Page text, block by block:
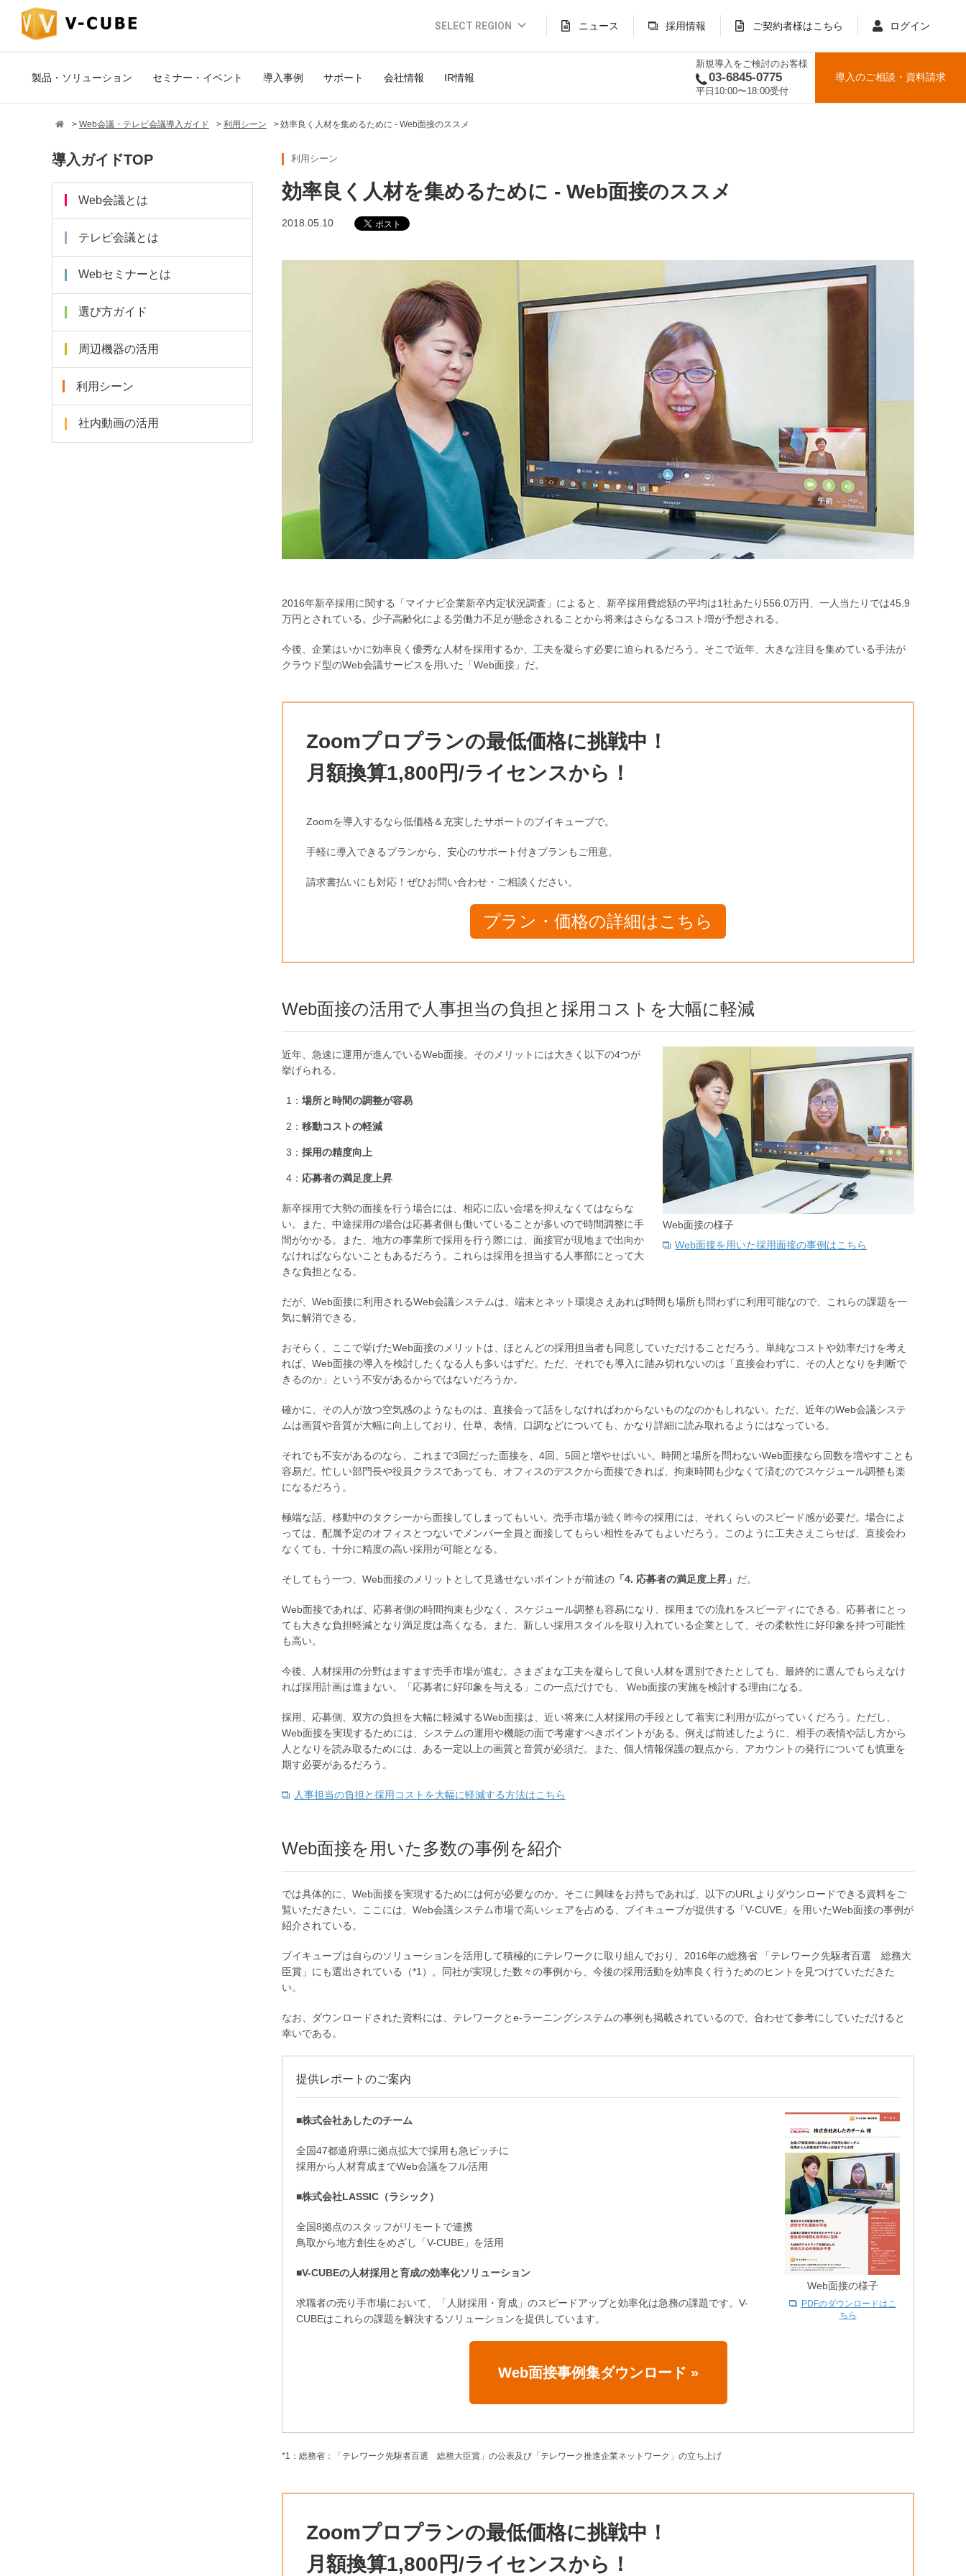
SELECT REGION
Global Website (English)
JAPAN (日本語)
TAIWAN(繁體)
ニュース 採用情報 ご契約者様はこちら ログイン
製品・ソリューション セミナー・イベント 導入事例 サポート 会社情報 IR情報
新規導入をご検討のお客様
03-6845-0775
平日10:00〜18:00受付
導入のご相談 ・ 資料請求
Web会議・テレビ会議導入ガイド 利用シーン 効率良く人材を集めるために - Web面接のススメ
利用シーン
効率良く人材を集めるために - Web面接のススメ
2018.05.10
2016年新卒採用に関する「マイナビ企業新卒内定状況調査」によると、新卒採用費総額の平均は1社あたり556.0万円、一人当たりでは45.9
万円とされている。少子高齢化による労働力不足が懸念されることから将来はさらなるコスト増が予想される。
今後、企業はいかに効率良く優秀な人材を採用するか、工夫を凝らす必要に迫られるだろう。そこで近年、大きな注目を集めている手法が
クラウド型のWeb会議サービスを用いた「Web面接」だ。
Zoomプロプランの最低価格に挑戦中！
月額換算1,800円/ライセンスから！
Zoomを導入するなら低価格＆充実したサポートのブイキューブで。
手軽に導入できるプランから、安心のサポート付きプランもご用意。
請求書払いにも対応！ぜひお問い合わせ・ご相談ください。
プラン・価格の詳細はこちら
Web面接の活用で人事担当の負担と採用コストを大幅に軽減
Web面接の様子
Web面接を用いた採用面接の事例はこちら
近年、急速に運用が進んでいるWeb面接。そのメリットには大きく以下の4つが
挙げられる。
場所と時間の調整が容易
移動コストの軽減
採用の精度向上
応募者の満足度上昇
新卒採用で大勢の面接を行う場合には、相応に広い会場を抑えなくてはならな
い。また、中途採用の場合は応募者側も働いていることが多いので時間調整に手
間がかかる。また、地方の事業所で採用を行う際には、面接官が現地まで出向か
なければならないこともあるだろう。これらは採用を担当する人事部にとって大
きな負担となる。
だが、Web面接に利用されるWeb会議システムは、端末とネット環境さえあれば時間も場所も問わずに利用可能なので、これらの課題を一
気に解消できる。
おそらく、ここで挙げたWeb面接のメリットは、ほとんどの採用担当者も同意していただけることだろう。単純なコストや効率だけを考え
れば、Web面接の導入を検討したくなる人も多いはずだ。ただ、それでも導入に踏み切れないのは「直接会わずに、その人となりを判断で
きるのか」という不安があるからではないだろうか。
確かに、その人が放つ空気感のようなものは、直接会って話をしなければわからないものなのかもしれない。ただ、近年のWeb会議システ
ムは画質や音質が大幅に向上しており、仕草、表情、口調などについても、かなり詳細に読み取れるようにはなっている。
それでも不安があるのなら、これまで3回だった面接を、4回、5回と増やせばいい。時間と場所を問わないWeb面接なら回数を増やすことも
容易だ。忙しい部門長や役員クラスであっても、オフィスのデスクから面接できれば、拘束時間も少なくて済むのでスケジュール調整も楽
になるだろう。
極端な話、移動中のタクシーから面接してしまってもいい。売手市場が続く昨今の採用には、それくらいのスピード感が必要だ。場合によ
っては、配属予定のオフィスとつないでメンバー全員と面接してもらい相性をみてもよいだろう。このように工夫さえこらせば、直接会わ
なくても、十分に精度の高い採用が可能となる。
そしてもう一つ、Web面接のメリットとして見逃せないポイントが前述の 「4. 応募者の満足度上昇」 だ。
Web面接であれば、応募者側の時間拘束も少なく、スケジュール調整も容易になり、採用までの流れをスピーディにできる。応募者にとっ
ても大きな負担軽減となり満足度は高くなる。また、新しい採用スタイルを取り入れている企業として、その柔軟性に好印象を持つ可能性
も高い。
今後、人材採用の分野はますます売手市場が進む。さまざまな工夫を凝らして良い人材を選別できたとしても、最終的に選んでもらえなけ
れば採用計画は進まない。「応募者に好印象を与える」この一点だけでも、 Web面接の実施を検討する理由になる。
採用、応募側、双方の負担を大幅に軽減するWeb面接は、近い将来に人材採用の手段として着実に利用が広がっていくだろう。ただし、
Web面接を実現するためには、システムの運用や機能の面で考慮すべきポイントがある。例えば前述したように、相手の表情や話し方から
人となりを読み取るためには、ある一定以上の画質と音質が必須だ。また、個人情報保護の観点から、アカウントの発行についても慎重を
期す必要があるだろう。
人事担当の負担と採用コストを大幅に軽減する方法はこちら
Web面接を用いた多数の事例を紹介
では具体的に、Web面接を実現するためには何が必要なのか。そこに興味をお持ちであれば、以下のURLよりダウンロードできる資料をご
覧いただきたい。ここには、Web会議システム市場で高いシェアを占める、ブイキューブが提供する「V-CUVE」を用いたWeb面接の事例が
紹介されている。
ブイキューブは自らのソリューションを活用して積極的にテレワークに取り組んでおり、2016年の総務省 「テレワーク先駆者百選 総務大
臣賞」にも選出されている（*1）。同社が実現した数々の事例から、今後の採用活動を効率良く行うためのヒントを見つけていただきた
い。
なお、ダウンロードされた資料には、テレワークとe-ラーニングシステムの事例も掲載されているので、合わせて参考にしていただけると
幸いである。
提供レポートのご案内
Web面接の様子
PDFのダウンロードはこ
ちら
■株式会社あしたのチーム
全国47都道府県に拠点拡大で採用も急ピッチに
採用から人材育成までWeb会議をフル活用
■株式会社LASSIC（ラシック）
全国8拠点のスタッフがリモートで連携
鳥取から地方創生をめざし「V-CUBE」を活用
■V-CUBEの人材採用と育成の効率化ソリューション
求職者の売り手市場において、「人財採用・育成」のスピードアップと効率化は急務の課題です。V-
CUBEはこれらの課題を解決するソリューションを提供しています。
Web面接事例集ダウンロード »
*1：総務省：「テレワーク先駆者百選 総務大臣賞」の公表及び「テレワーク推進企業ネットワーク」の立ち上げ
Zoomプロプランの最低価格に挑戦中！
月額換算1,800円/ライセンスから！
導入ガイドTOP
Web会議とは
テレビ会議とは
Webセミナーとは
選び方ガイド
周辺機器の活用
利用シーン
社内動画の活用